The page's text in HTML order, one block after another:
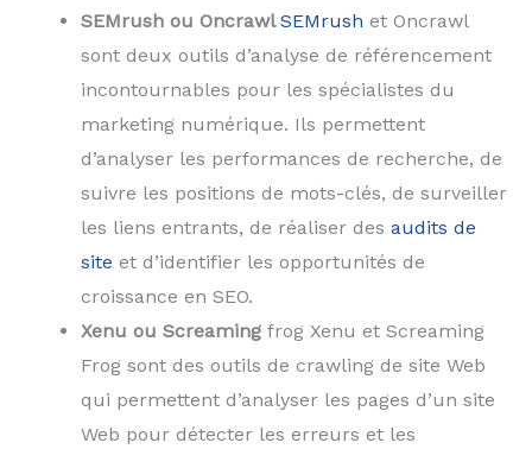
SEMrush ou OncrawlSEMrush et Oncrawl
sont deux outils d’analyse de référencement
incontournables pour les spécialistes du
marketing numérique. Ils permettent
d’analyser les performances de recherche, de
suivre les positions de mots-clés, de surveiller
les liens entrants, de réaliser des audits de
site et d’identifier les opportunités de
croissance en SEO.
Xenu ou Screaming frog Xenu et Screaming
Frog sont des outils de crawling de site Web
qui permettent d’analyser les pages d’un site
Web pour détecter les erreurs et les